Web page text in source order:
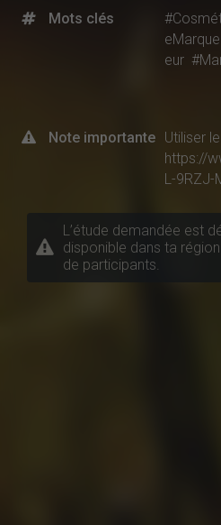
Mots clés
eMarque
eur
Note importante Utiliser
https://
L-9RZJ-
L’étude demandée est
disponible dans ta
de participants.